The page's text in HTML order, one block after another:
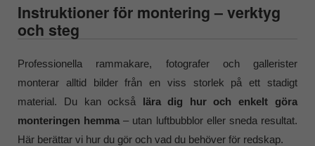
Instruktioner för montering – verktyg
och steg
Professionella rammakare, fotografer och gallerister
monterar alltid bilder från en viss storlek på ett stadigt
material. Du kan också lära dig hur och enkelt göra
monteringen hemma – utan luftbubblor eller sneda resultat.
Här berättar vi hur du gör och vad du behöver för redskap.